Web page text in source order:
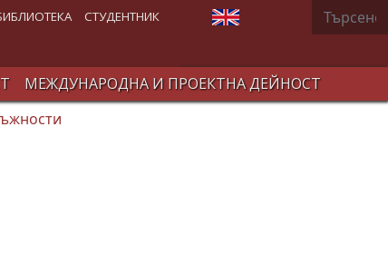
СТУДЕНТНИК Изберете език Търсене
МЕЖДУНАРОДНА И ПРОЕКТНА ДЕЙНОСТ